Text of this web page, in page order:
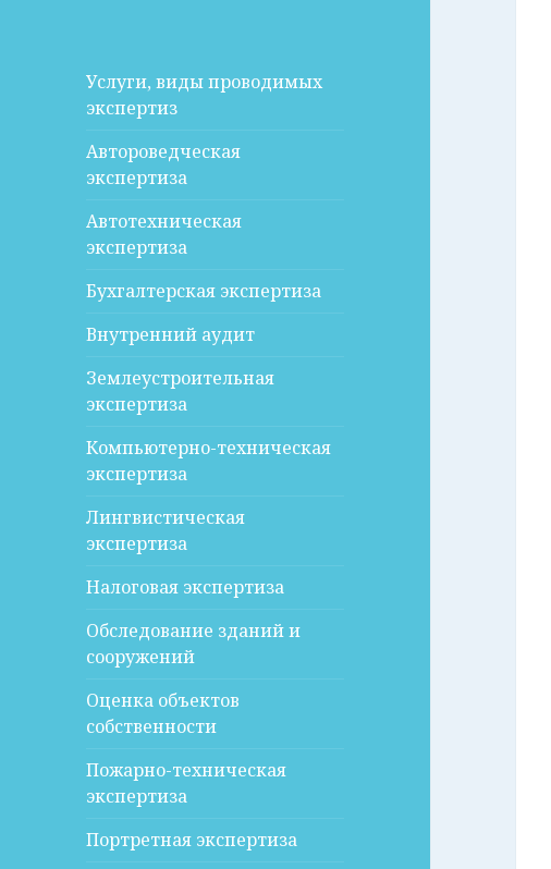
Услуги, виды проводимых
экспертиз
Автороведческая
экспертиза
Автотехническая
экспертиза
Бухгалтерская экспертиза
Внутренний аудит
Землеустроительная
экспертиза
Компьютерно-техническая
экспертиза
Лингвистическая
экспертиза
Налоговая экспертиза
Обследование зданий и
сооружений
Оценка объектов
собственности
Пожарно-техническая
экспертиза
Портретная экспертиза